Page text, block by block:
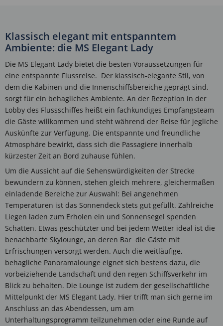
Klassisch elegant mit entspanntem
Ambiente: die MS Elegant Lady
Die MS Elegant Lady bietet die besten Voraussetzungen für
eine entspannte Flussreise. Der klassisch-elegante Stil, von
dem die Kabinen und die Innenschiffsbereiche geprägt sind,
sorgt für ein behagliches Ambiente. An der Rezeption in der
Lobby des Flussschiffes heißt ein fachkundiges Empfangsteam
die Gäste willkommen und steht während der Reise für jegliche
Auskünfte zur Verfügung. Die entspannte und freundliche
Atmosphäre bewirkt, dass sich die Passagiere innerhalb
kürzester Zeit an Bord zuhause fühlen.
Um die Aussicht auf die Sehenswürdigkeiten der Strecke
bewundern zu können, stehen gleich mehrere, gleichermaßen
einladende Bereiche zur Auswahl: Bei angenehmen
Temperaturen ist das Sonnendeck stets gut gefüllt. Zahlreiche
Liegen laden zum Erholen ein und Sonnensegel spenden
Schatten. Etwas geschützter und bei jedem Wetter ideal ist die
benachbarte Skylounge, an deren Bar die Gäste mit
Erfrischungen versorgt werden. Auch die weitläufige,
behagliche Panoramalounge eignet sich bestens dazu, die
vorbeiziehende Landschaft und den regen Schiffsverkehr im
Blick zu behalten. Die Lounge ist zudem der gesellschaftliche
Mittelpunkt der MS Elegant Lady. Hier trifft man sich gerne im
Anschluss an das Abendessen, um am
Unterhaltungsprogramm teilzunehmen oder eine Runde auf